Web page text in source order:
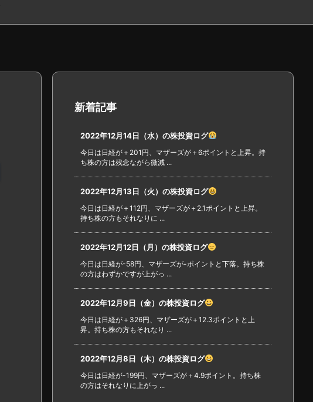
新着記事
2022年12月14日（水）の株投資ログ
今日は日経が＋201円、マザーズが＋6ポイントと上昇。持
ち株の方は残念ながら微減 ...
2022年12月13日（火）の株投資ログ
今日は日経が＋112円、マザーズが＋2.1ポイントと上昇。
持ち株の方もそれなりに ...
2022年12月12日（月）の株投資ログ
今日は日経が-58円、マザーズが-ポイントと下落。持ち株
の方はわずかですが上がっ ...
2022年12月9日（金）の株投資ログ
今日は日経が＋326円、マザーズが＋12.3ポイントと上
昇。持ち株の方もそれなり ...
2022年12月8日（木）の株投資ログ
今日は日経が-199円、マザーズが＋4.9ポイント。持ち株
の方はそれなりに上がっ ...